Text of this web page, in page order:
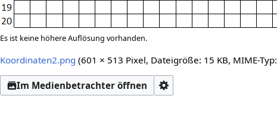
Es ist keine höhere Auflösung vorhanden.
Koordinaten2.png ‎(601 × 513 Pixel, Dateigröße: 15 KB, MIME-Typ:
Im Medienbetrachter öffnen